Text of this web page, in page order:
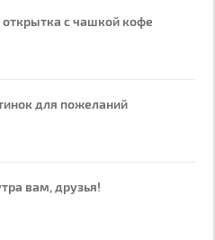
с чашкой кофе
для пожеланий
вам, друзья!